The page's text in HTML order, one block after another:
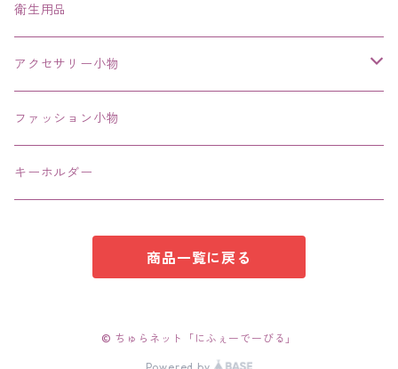
ネックレス、チョーカー
その他
衛生用品
アクセサリー小物
エコバッグ コンビニ
ファッション小物
キーホルダー
商品一覧に戻る
© ちゅらネット「にふぇーでーびる」